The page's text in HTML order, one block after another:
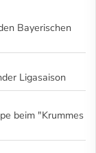
Bayerischen
Ligasaison
beim "Krummes